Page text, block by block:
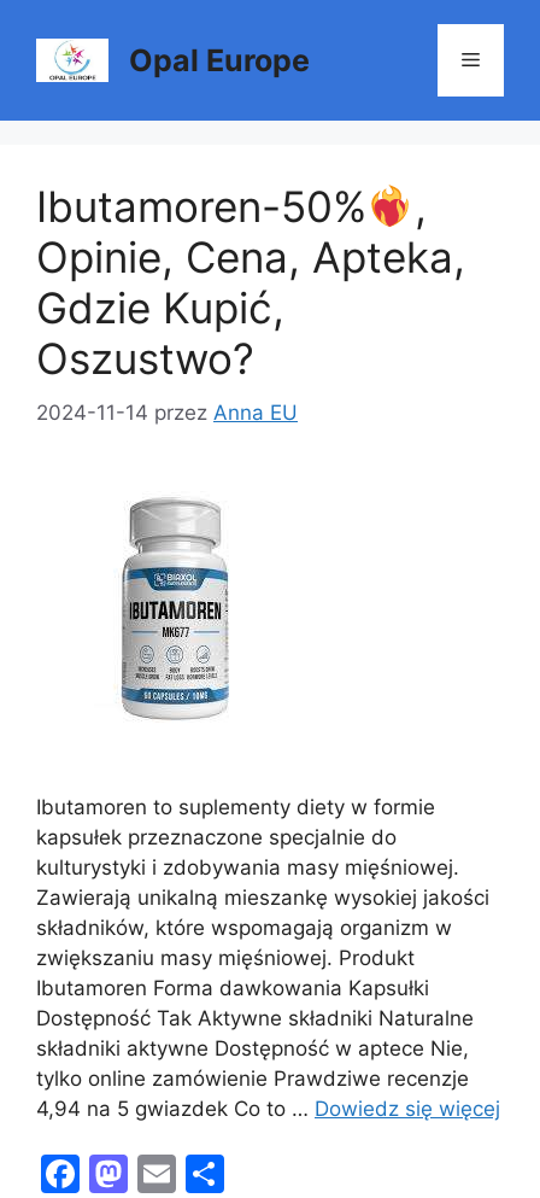
treści
Opal Europe Menu
Ibutamoren-50%
,
Opinie, Cena, Apteka,
Gdzie Kupić,
Oszustwo?
2024-11-14 przez Anna EU
Ibutamoren to suplementy diety w formie
kapsułek przeznaczone specjalnie do
kulturystyki i zdobywania masy mięśniowej.
Zawierają unikalną mieszankę wysokiej jakości
składników, które wspomagają organizm w
zwiększaniu masy mięśniowej. Produkt
Ibutamoren Forma dawkowania Kapsułki
Dostępność Tak Aktywne składniki Naturalne
składniki aktywne Dostępność w aptece Nie,
tylko online zamówienie Prawdziwe recenzje
4,94 na 5 gwiazdek Co to … Dowiedz się więcej
F
M E